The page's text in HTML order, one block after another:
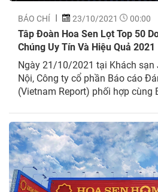
BÁO CHÍ 23/10/2021 00:00
Tâp Đoàn Hoa Sen Lọt Top 50
Chúng Uy Tín Và Hiệu Quả 2021
Ngày 21/10/2021 tại Khách sạn
Nội, Công ty cổ phần Báo cáo
(Vietnam Report) phối hợp cùng
thức tổ chức Lễ công bố Top 50
tín và hiệu quả &...